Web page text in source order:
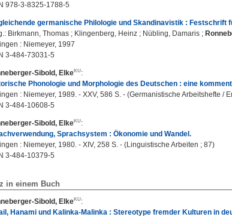
978-3-8325-1788-5
germanische Philologie und Skandinavistik : Festschrift
Birkmann, Thomas ; Klingenberg, Heinz ; Nübling, Damaris ;
: Niemeyer, 1997
3-484-73031-5
Sibold, Elke
:
Phonologie und Morphologie des Deutschen : eine
: Niemeyer, 1989. - XXV, 586 S. - (Germanistische Arbeitshefte /
3-484-10608-5
Sibold, Elke
:
Sprachsystem : Ökonomie und Wandel.
: Niemeyer, 1980. - XIV, 258 S. - (Linguistische Arbeiten ; 87)
3-484-10379-5
in einem Buch
Sibold, Elke
:
Hanami und Kalinka-Malinka : Stereotype fremder Kulturen in